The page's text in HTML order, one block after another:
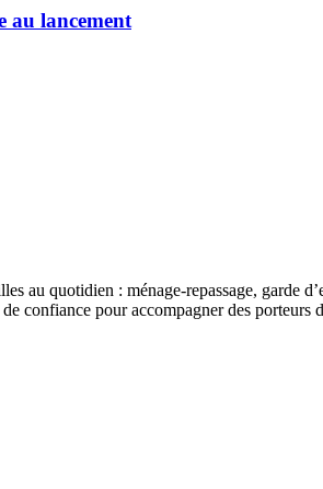
au lancement
au quotidien : ménage-repassage, garde
confiance pour accompagner des porteurs